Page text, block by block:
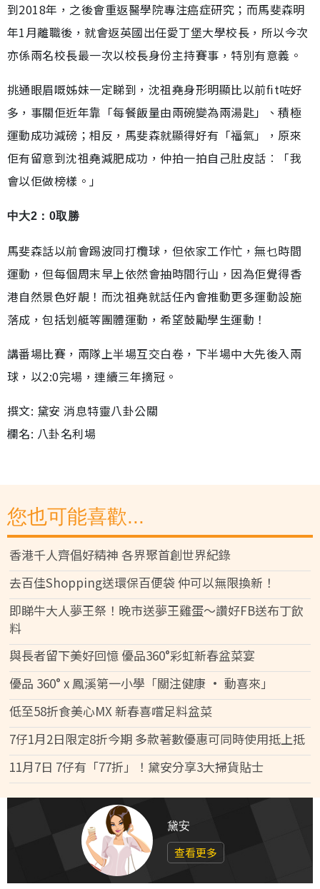
到2018年，之後會重返醫學院專注癌症研究；而馬斐森明
年1月離職後，就會返英國出任愛丁堡大學校長，所以今次
亦係兩名校長最一次以校長身份主持賽事，特別有意義。
挑通眼眉嘅姊妹一定睇到，沈祖堯身形明顯比以前fit咗好
多，事關佢近年靠「每餐飯量由兩碗變為兩湯匙」、積極
運動成功減磅；相反，馬斐森就顯得好有「福氣」，原來
佢有留意到沈祖堯減肥成功，仲拍一拍自己肚皮話︰「我
會以佢做榜樣。」
中大2：0取勝
馬斐森話以前會踢波同打欖球，但依家工作忙，無乜時間
運動，但每個周末早上依然會抽時間行山，因為佢覺得香
港自然景色好靚！而沈祖堯就話任內會推動更多運動設施
落成，包括划艇等團體運動，希望鼓勵學生運動！
講番場比賽，兩隊上半場互交白卷，下半場中大先後入兩
球，以2:0完場，連續三年摘冠。
撰文: 黛安 消息特靈八卦公關
欄名: 八卦名利場
您也可能喜歡...
香港千人齊倡好精神 各界聚首創世界紀錄
去百佳Shopping送環保百便袋 仲可以無限換新！
即睇牛大人夢王祭！晚市送夢王雞蛋～讚好FB送布丁飲
料
與長者留下美好回憶 優品360°彩虹新春盆菜宴
優品 360° x 鳳溪第一小學「關注健康 • 動喜來」
低至58折食美心MX 新春喜嚐足料盆菜
7仔1月2日限定8折今期 多款著數優惠可同時使用抵上抵
11月7日 7仔有「77折」！黛安分享3大掃貨貼士
黛安
查看更多